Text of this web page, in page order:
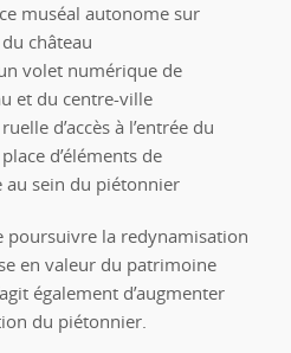
muséal autonome sur
château
volet numérique de
et du centre-ville
d’accès à l’entrée du
d’éléments de
au sein du piétonnier
poursuivre la redynamisation
en valeur du patrimoine
également d’augmenter
du piétonnier.